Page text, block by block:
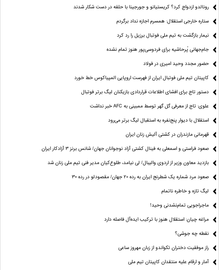
رونالدو ازدواج کرد؟ کریستیانو و جورجینا با حلقه در دست شکار شدند
ستاره خارجی استقلال: همسرم اجازه نداد برگردم
نیمار بازگشت به تیم ملی فوتبال برزیل را رد کرد
جام‌جهانی پُرحاشیه برای فردوسی‌پور هنوز تمام نشده
حضور مجدد وحید امیری در فولاد
کاپیتان تیم ملی فوتبال ایران از فهرست اروپایی المپیاکوس خط خورد
دستور تاج برای افشای اطلاعات قراردادی بازیکنان لیگ برتر فوتبال
علوی: تاج از معرفی گل گهر توسط ممبینی به AFC خبر نداشت
استقلال با دیوار پنج‌نفره به استقبال لیگ برتر می‌رود
قهرمانی مازندران در کشتی آلیش زنان ایران
صعود فراستی و اسمعلی به فینال کشتی آزاد نوجوانان جهان/ شانس برنز ۳ آزادکار ایران
بازدید معاون وزیر از اردوی والیبال/ لی نیامد، طلوع‌کیان مدیر فنی تیم ملی زنان شد
صعود مرد شماره یک شطرنج ایران به رده ۲۰ جهان/ مقصودلو در رده ۳۰
لیگ تازه و خاطره ناتمام
ماجراجویی تمام‌نشدنی وحید!
مراغه چیان: استقلال هنوز با ترکیب ایده‌آل فاصله دارد
نقطه چه جوشی؟
راز موفقیت دختران تکواندو از زبان مهروز ساعی
آمار و ارقام علیه منتقدان کاپیتان تیم ملی